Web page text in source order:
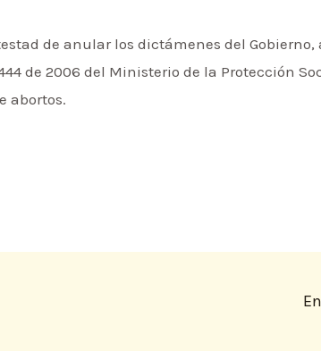
de anular los dictámenes del Gobierno,
de 2006 del Ministerio de la Protección
abortos.